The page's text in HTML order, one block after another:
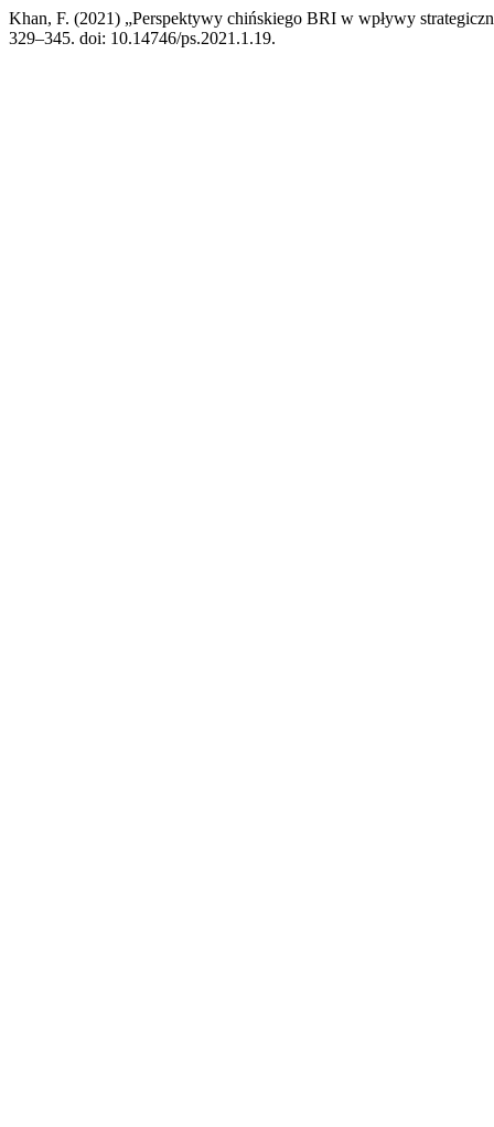
Khan, F. (2021) „Perspektywy chińskiego BRI w wpływy
329–345. doi: 10.14746/ps.2021.1.19.